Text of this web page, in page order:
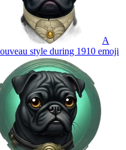
A
style during 1910 emoji